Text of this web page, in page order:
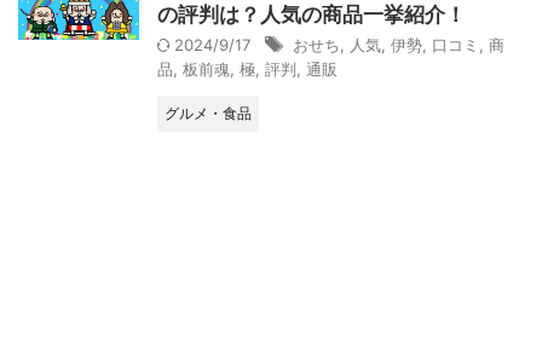
の評判は？人気の商品一挙紹介！
2024/9/17 おせち 人気 伊勢 口コミ
商
品 板前魂 極 評判 通販
グルメ・食品